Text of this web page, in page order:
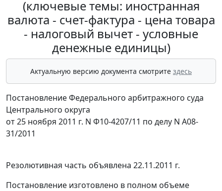
(ключевые темы: иностранная
валюта - счет-фактура - цена товара
- налоговый вычет - условные
денежные единицы)
Актуальную версию документа смотрите здесь
Постановление Федерального арбитражного суда
Центрального округа
от 25 ноября 2011 г. N Ф10-4207/11 по делу N А08-
31/2011
Резолютивная часть объявлена 22.11.2011 г.
Постановление изготовлено в полном объеме